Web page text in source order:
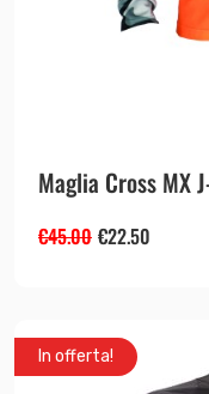
Maglia Cross MX
€45.00 €22.50
In offerta!